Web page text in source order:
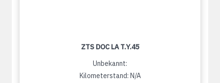
ZTS DOC LA T.Y.45
Unbekannt:
Kilometerstand: N/A